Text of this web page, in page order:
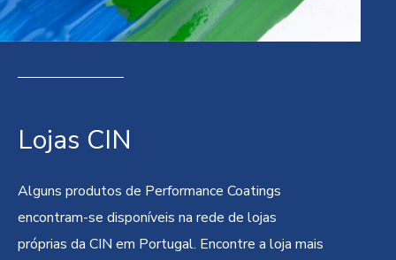
Lojas CIN
Alguns produtos de Performance Coatings
encontram-se disponíveis na rede de lojas
próprias da CIN em Portugal. Encontre a loja mais